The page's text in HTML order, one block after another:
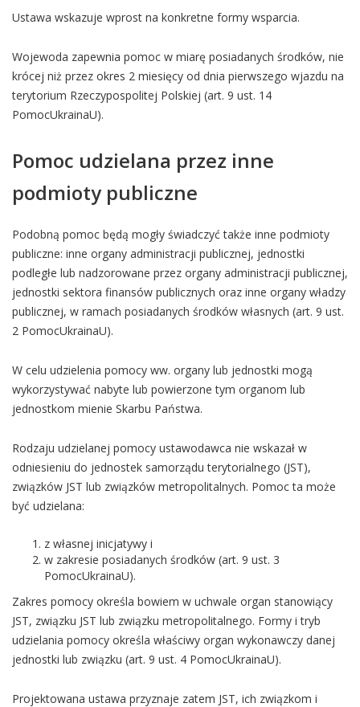
Ustawa wskazuje wprost na konkretne formy wsparcia.
Wojewoda zapewnia pomoc w miarę posiadanych środków, nie
krócej niż przez okres 2 miesięcy od dnia pierwszego wjazdu na
terytorium Rzeczypospolitej Polskiej (art. 9 ust. 14
PomocUkrainaU).
Pomoc udzielana przez inne
podmioty publiczne
Podobną pomoc będą mogły świadczyć także inne podmioty
publiczne: inne organy administracji publicznej, jednostki
podległe lub nadzorowane przez organy administracji publicznej,
jednostki sektora finansów publicznych oraz inne organy władzy
publicznej, w ramach posiadanych środków własnych (art. 9 ust.
2 PomocUkrainaU).
W celu udzielenia pomocy ww. organy lub jednostki mogą
wykorzystywać nabyte lub powierzone tym organom lub
jednostkom mienie Skarbu Państwa.
Rodzaju udzielanej pomocy ustawodawca nie wskazał w
odniesieniu do jednostek samorządu terytorialnego (JST),
związków JST lub związków metropolitalnych. Pomoc ta może
być udzielana:
z własnej inicjatywy i
w zakresie posiadanych środków (art. 9 ust. 3
PomocUkrainaU).
Zakres pomocy określa bowiem w uchwale organ stanowiący
JST, związku JST lub związku metropolitalnego. Formy i tryb
udzielania pomocy określa właściwy organ wykonawczy danej
jednostki lub związku (art. 9 ust. 4 PomocUkrainaU).
Projektowana ustawa przyznaje zatem JST, ich związkom i